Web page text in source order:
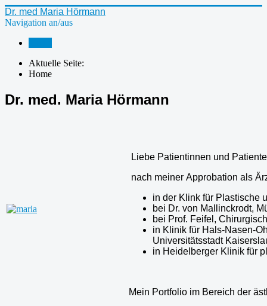
Dr. med Maria Hörmann
Navigation an/aus
Aktuelle Seite:
Home
Dr. med. Maria Hörmann
Liebe Patientinnen und
nach meiner Approbation als
in der Klink für Plastische
bei Dr. von Mallinckrodt,
bei Prof. Feifel,
in Klinik für Hals-Nasen-
Universitätsstadt
in Heidelberger Klinik für
Mein Portfolio im Bereich der